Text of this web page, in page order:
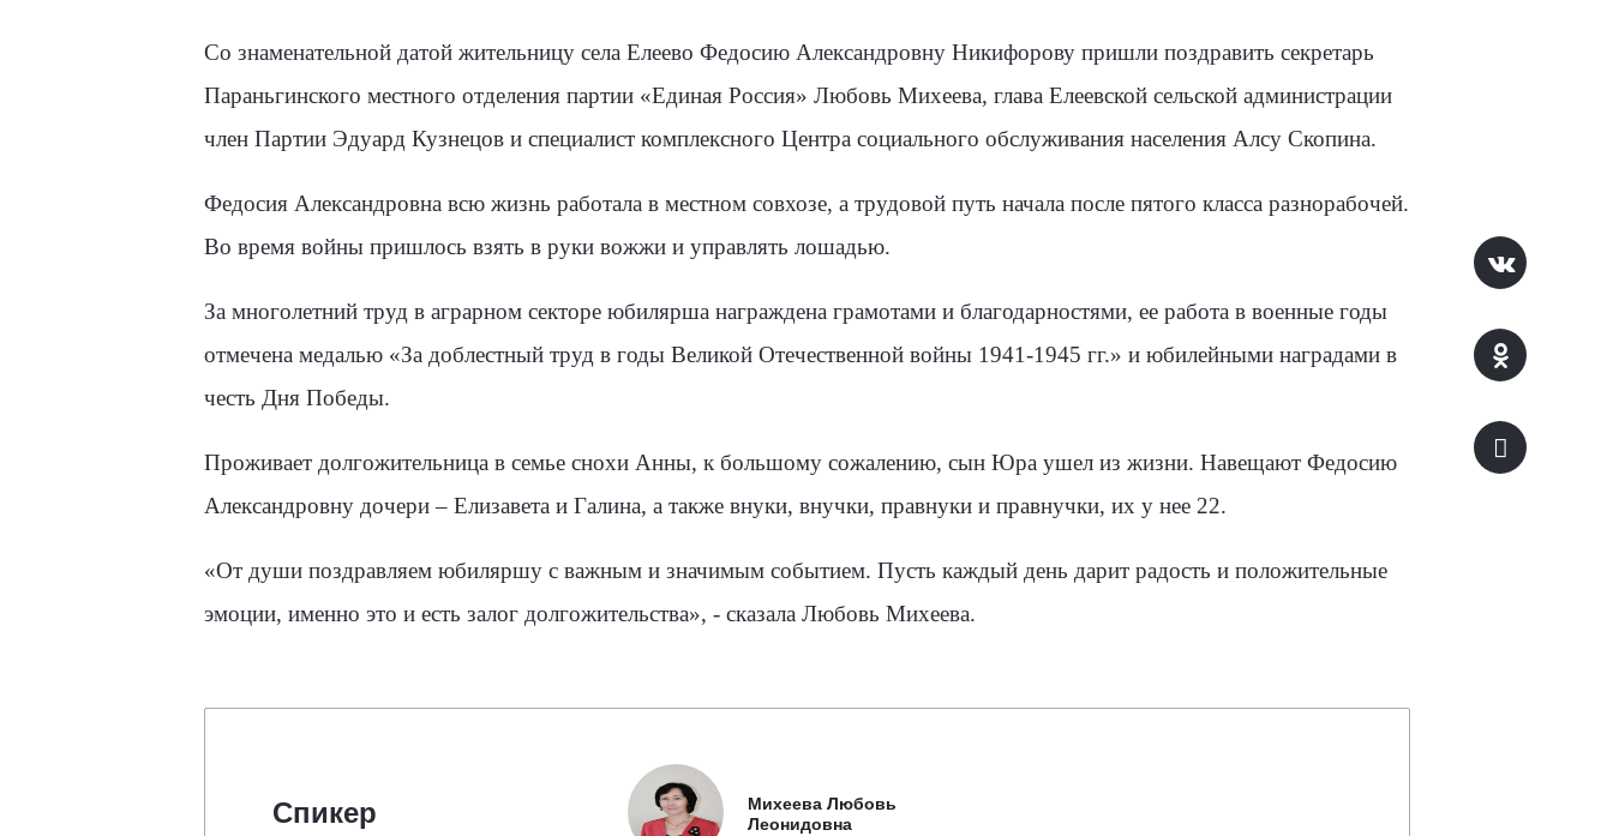
Со знаменательной датой жительницу села Елеево Федосию Александровну Никифорову пришли поздравить секретарь
Параньгинского местного отделения партии «Единая Россия» Любовь Михеева, глава Елеевской сельской администрации
член Партии Эдуард Кузнецов и специалист комплексного Центра социального обслуживания населения Алсу Скопина.
Федосия Александровна всю жизнь работала в местном совхозе, а трудовой путь начала после пятого класса разнорабочей.
Во время войны пришлось взять в руки вожжи и управлять лошадью.
За многолетний труд в аграрном секторе юбилярша награждена грамотами и благодарностями, ее работа в военные годы
отмечена медалью «За доблестный труд в годы Великой Отечественной войны 1941-1945 гг.» и юбилейными наградами в
честь Дня Победы.
Проживает долгожительница в семье снохи Анны, к большому сожалению, сын Юра ушел из жизни. Навещают Федосию
Александровну дочери – Елизавета и Галина, а также внуки, внучки, правнуки и правнучки, их у нее 22.
«От души поздравляем юбиляршу с важным и значимым событием. Пусть каждый день дарит радость и положительные
эмоции, именно это и есть залог долгожительства», - сказала Любовь Михеева.
Спикер
Михеева Любовь
Леонидовна